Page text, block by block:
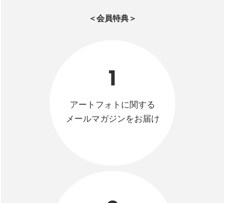
＜会員特典＞
1
アートフォトに関する
メールマガジンをお届け